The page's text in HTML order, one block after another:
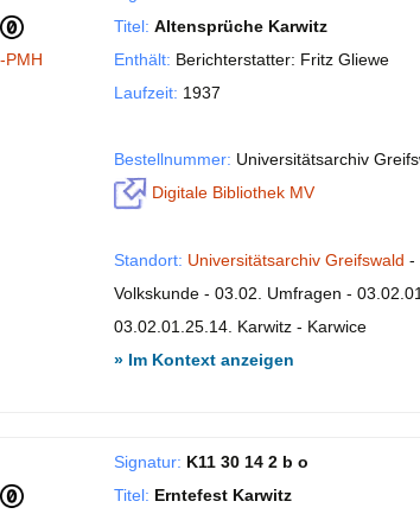
PMH
Titel: Altensprüche Karwitz
Enthält: Berichterstatter: Fritz Gliewe
Laufzeit: 1937
Bestellnummer: Universitätsarchiv
Digitale Bibliothek MV
Standort: Universitätsarchiv Greifswald -
Volkskunde - 03.02. Umfragen -
03.02.01.25.14. Karwitz - Karwice
» Im Kontext anzeigen
Signatur: K11 30 14 2 b o
Titel: Erntefest Karwitz